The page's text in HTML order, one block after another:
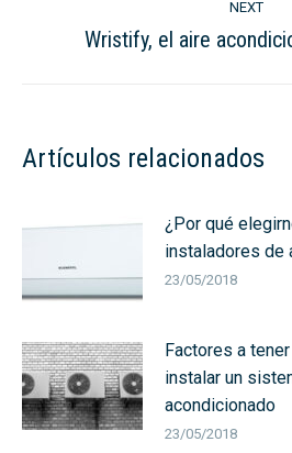
NEXT
Next
Wristify, el aire
Artículos relacionados
¿Por qué
instaladores de
23/05/2018
Factores a
instalar un
acondicionado
23/05/2018